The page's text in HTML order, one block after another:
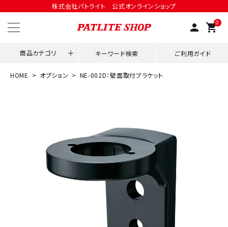
株式会社パトライト 公式オンラインショップ
person 0
shopping_cart
商品カテゴリ キーワード検索 ご利用ガイド
ログイン person 会員登録
用途別改善アイデア
HOME オプション NE-002D：壁面取付ブラケット